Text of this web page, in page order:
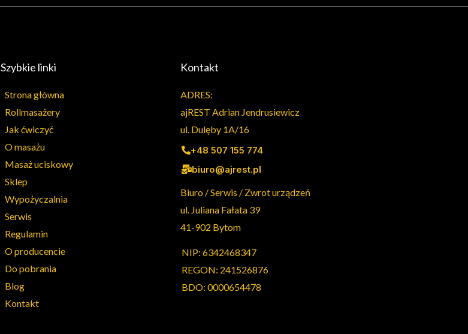
Szybkie linki
Strona główna
Rollmasażery
Jak ćwiczyć
O masażu
Masaż uciskowy
Sklep
Wypożyczalnia
Serwis
Regulamin
O producencie
Do pobrania
Blog
Kontakt
Kontakt
ADRES:
ajREST Adrian Jendrusiewicz
ul. Dulęby 1A/16
+48 507 155 774
biuro@ajrest.pl
Biuro / Serwis / Zwrot urządzeń
ul. Juliana Fałata 39
41-902 Bytom
NIP: 6342468347
REGON: 241526876
BDO: 0000654478